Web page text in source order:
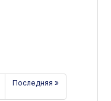
Последняя »